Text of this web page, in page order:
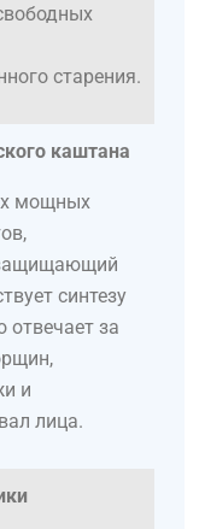
старения.
каштана
мощных
синтезу
отвечает за
и
лица.